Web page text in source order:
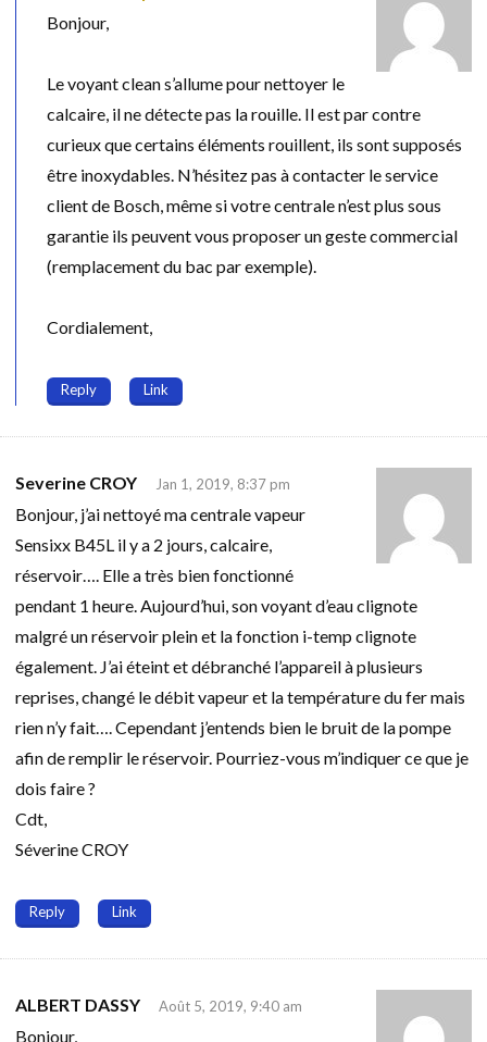
Bonjour,
Le voyant clean s’allume pour nettoyer le
calcaire, il ne détecte pas la rouille. Il est par contre
curieux que certains éléments rouillent, ils sont supposés
être inoxydables. N’hésitez pas à contacter le service
client de Bosch, même si votre centrale n’est plus sous
garantie ils peuvent vous proposer un geste commercial
(remplacement du bac par exemple).
Cordialement,
Reply Link
Severine CROY Jan 1, 2019, 8:37 pm
Bonjour, j’ai nettoyé ma centrale vapeur
Sensixx B45L il y a 2 jours, calcaire,
réservoir…. Elle a très bien fonctionné
pendant 1 heure. Aujourd’hui, son voyant d’eau clignote
malgré un réservoir plein et la fonction i-temp clignote
également. J’ai éteint et débranché l’appareil à plusieurs
reprises, changé le débit vapeur et la température du fer mais
rien n’y fait…. Cependant j’entends bien le bruit de la pompe
afin de remplir le réservoir. Pourriez-vous m’indiquer ce que je
dois faire ?
Cdt,
Séverine CROY
Reply Link
ALBERT DASSY Août 5, 2019, 9:40 am
Bonjour,